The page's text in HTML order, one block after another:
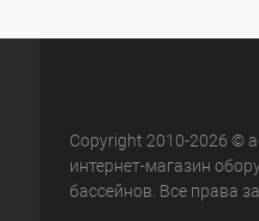
Copyright 2010-2026 ©
интернет-магазин
бассейнов. Все права